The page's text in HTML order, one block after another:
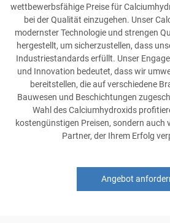
wettbewerbsfähige Preise für
bei der Qualität einzugehen. Unser
modernster Technologie und strengen
hergestellt, um sicherzustellen, dass
Industriestandards erfüllt. Unser
und Innovation bedeutet, dass wir
bereitstellen, die auf verschiedene
Bauwesen und Beschichtungen
Wahl des Calciumhydroxids
kostengünstigen Preisen, sondern auch
Partner, der Ihrem Erfolg
Angebot